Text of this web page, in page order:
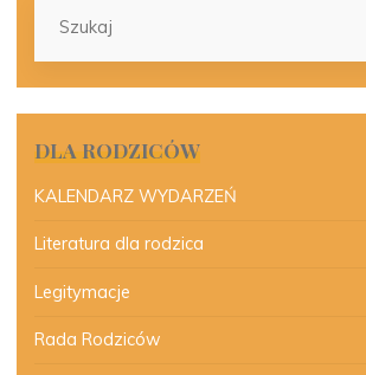
DLA RODZICÓW
KALENDARZ WYDARZEŃ
Literatura dla rodzica
Legitymacje
Rada Rodziców